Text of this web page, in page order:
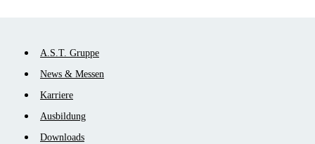
Navigation
überspringen
A.S.T. Gruppe
News & Messen
Karriere
Ausbildung
Downloads